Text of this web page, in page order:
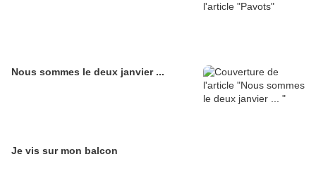
Nous sommes le deux janvier ...
Je vis sur mon balcon